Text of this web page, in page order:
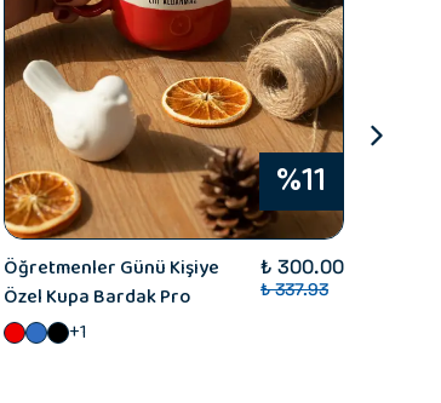
%11
Öğretmenler Günü Kişiye
Özel Kupa Bardak Pro
₺ 300.00
₺ 337.93
+1